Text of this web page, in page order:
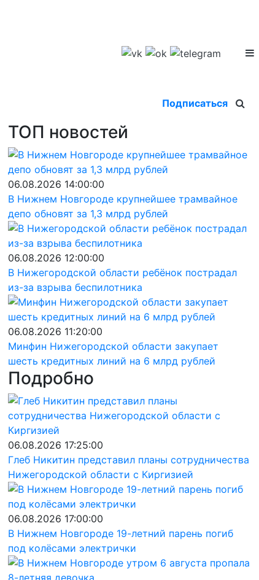
Подписаться
ТОП новостей
06.08.2026 14:00:00
В Нижнем Новгороде крупнейшее трамвайное
депо обновят за 1,3 млрд рублей
06.08.2026 12:00:00
В Нижегородской области ребёнок пострадал
из-за взрыва беспилотника
06.08.2026 11:20:00
Минфин Нижегородской области закупает
шесть кредитных линий на 6 млрд рублей
Подробно
06.08.2026 17:25:00
Глеб Никитин представил планы сотрудничества
Нижегородской области с Киргизией
06.08.2026 17:00:00
В Нижнем Новгороде 19-летний парень погиб
под колёсами электрички